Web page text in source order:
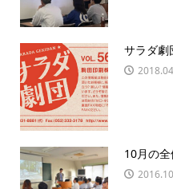
サラダ劇
10月の全